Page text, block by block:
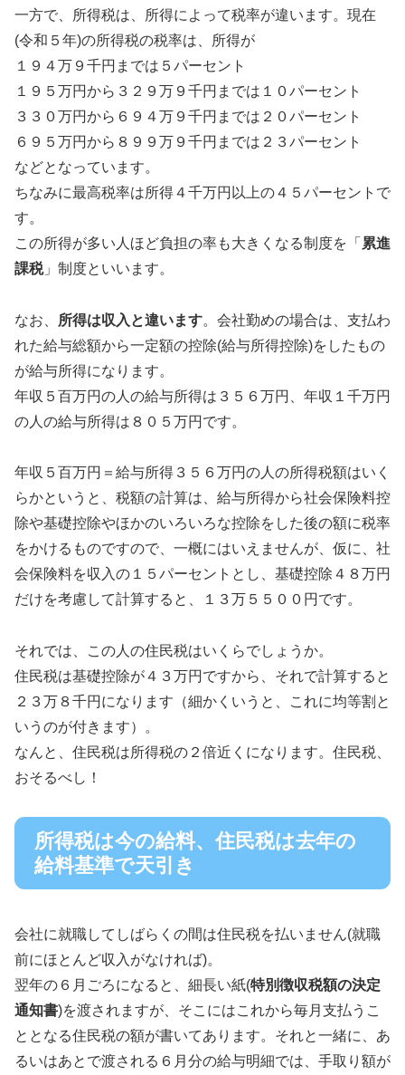
一方で、所得税は、所得によって税率が違います。現在
(令和５年)の所得税の税率は、所得が
１９４万９千円までは５パーセント
１９５万円から３２９万９千円までは１０パーセント
３３０万円から６９４万９千円までは２０パーセント
６９５万円から８９９万９千円までは２３パーセント
などとなっています。
ちなみに最高税率は所得４千万円以上の４５パーセントで
す。
この所得が多い人ほど負担の率も大きくなる制度を「 累進
課税」制度といいます。
なお、 所得は収入と違います。会社勤めの場合は、支払わ
れた給与総額から一定額の控除(給与所得控除)をしたもの
が給与所得になります。
年収５百万円の人の給与所得は３５６万円、年収１千万円
の人の給与所得は８０５万円です。
年収５百万円＝給与所得３５６万円の人の所得税額はいく
らかというと、税額の計算は、給与所得から社会保険料控
除や基礎控除やほかのいろいろな控除をした後の額に税率
をかけるものですので、一概にはいえませんが、仮に、社
会保険料を収入の１５パーセントとし、基礎控除４８万円
だけを考慮して計算すると、１３万５５００円です。
それでは、この人の住民税はいくらでしょうか。
住民税は基礎控除が４３万円ですから、それで計算すると
２３万８千円になります（細かくいうと、これに均等割と
いうのが付きます）。
なんと、住民税は所得税の２倍近くになります。住民税、
おそるべし！
所得税は今の給料、住民税は去年の
給料基準で天引き
会社に就職してしばらくの間は住民税を払いません(就職
前にほとんど収入がなければ)。
翌年の６月ごろになると、細長い紙(特別徴収税額の決定
通知書)を渡されますが、そこにはこれから毎月支払うこ
ととなる住民税の額が書いてあります。それと一緒に、あ
るいはあとで渡される６月分の給与明細では、手取り額が